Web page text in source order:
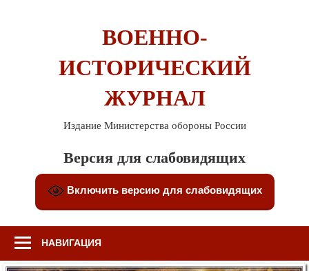
ВОЕННО-
ИСТОРИЧЕСКИЙ
ЖУРНАЛ
Издание Министерства обороны России
Версия для слабовидящих
Включить версию для слабовидящих
НАВИГАЦИЯ